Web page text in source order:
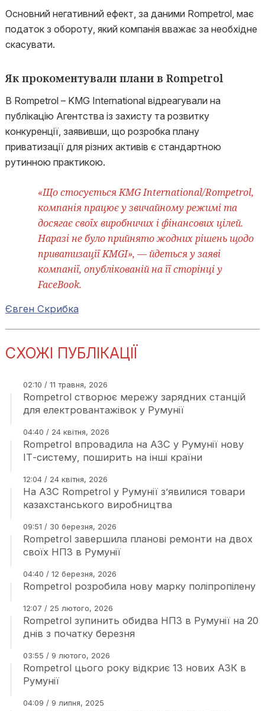
Основний негативний ефект, за даними Rompetrol, має
податок з обороту, який компанія вважає за необхідне
скасувати.
Як прокоментували плани в Rompetrol
В Rompetrol – KMG International відреагували на
публікацію Агентства із захисту та розвитку
конкуренції, заявивши, що розробка плану
приватизації для різних активів є стандартною
рутинною практикою.
«Що стосується KMG International/Rompetrol,
компанія працює у звичайному режимі та
досягає своїх виробничих і фінансових цілей.
Наразі не було прийнято жодних рішень щодо
приватизації KMGI», — йдеться у заяві
компанії, опублікованій на її сторінці у
FaceBook.
Євген Скрибка
СХОЖІ ПУБЛІКАЦІЇ
02:10 / 11 травня, 2026
Rompetrol створює мережу зарядних станцій
для електровантажівок у Румунії
04:40 / 24 квітня, 2026
Rompetrol впровадила на АЗС у Румунії нову
ІТ-систему, поширить на інші країни
12:04 / 24 квітня, 2026
На АЗС Rompetrol у Румунії з’явилися товари
казахстанського виробництва
09:51 / 30 березня, 2026
Rompetrol завершила планові ремонти на двох
своїх НПЗ в Румунії
04:40 / 12 березня, 2026
Rompetrol розробила нову марку поліпропілену
12:07 / 25 лютого, 2026
Rompetrol зупинить обидва НПЗ в Румунії на 20
днів з початку березня
03:55 / 9 лютого, 2026
Rompetrol цього року відкриє 13 нових АЗК в
Румунії
04:09 / 9 липня, 2025